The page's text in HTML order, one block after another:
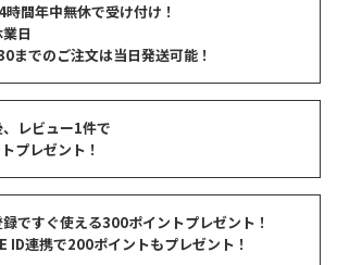
時間年中無休で受け付け！
日
までのご注文は当日発送可能！
レビュー1件で
プレゼント！
ですぐ使える300ポイントプレゼント！
ID連携で200ポイントもプレゼント！